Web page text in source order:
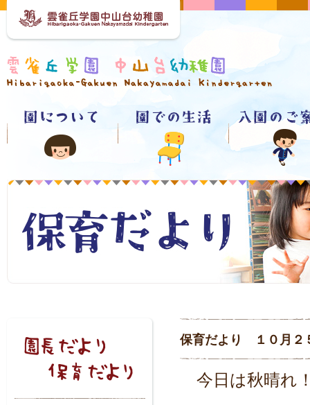
保育だより １０月２
今日は秋晴れ